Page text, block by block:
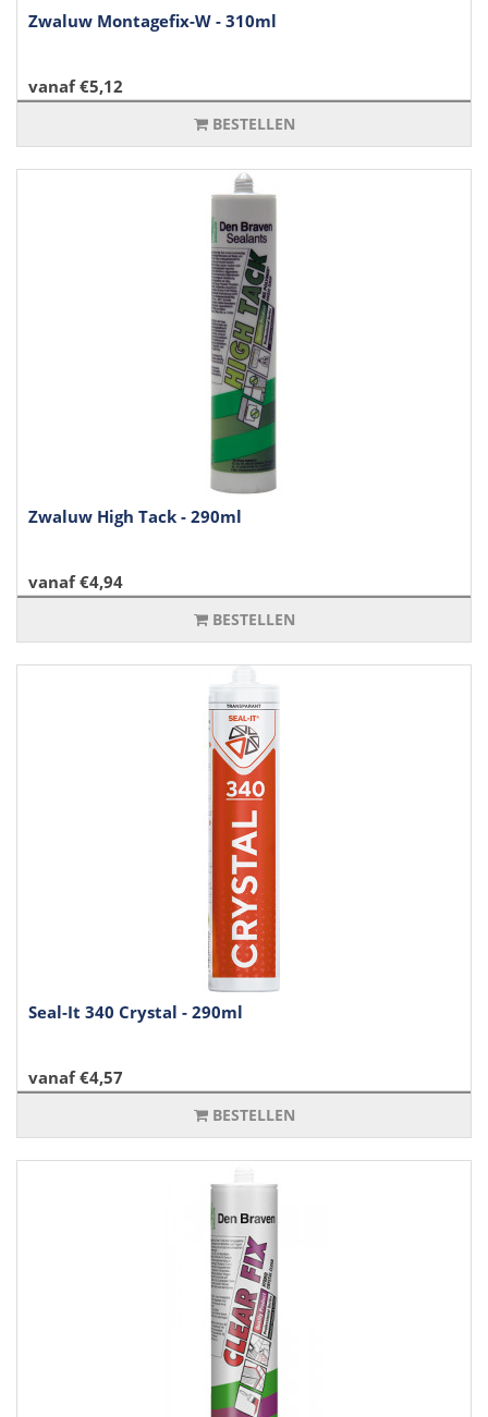
Zwaluw Montagefix-W - 310ml
vanaf €5,12
BESTELLEN
Zwaluw High Tack - 290ml
vanaf €4,94
BESTELLEN
Seal-It 340 Crystal - 290ml
vanaf €4,57
BESTELLEN